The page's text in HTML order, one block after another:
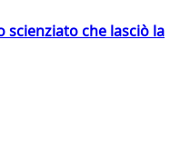
scienziato che lasciò la